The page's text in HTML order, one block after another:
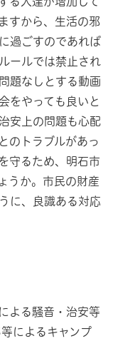
すから、生活の邪
過ごすのであれば
ールでは禁止され
題なしとする動画
をやっても良いと
安上の問題も心配
のトラブルがあっ
守るため、明石市
うか。市民の財産
に、良識ある対応
よる騒音・治安等
によるキャンプ